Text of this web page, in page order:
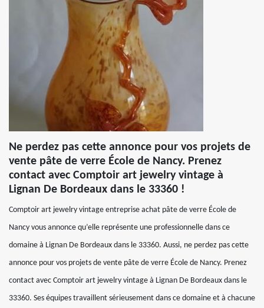
Ne perdez pas cette annonce pour vos projets de
vente pâte de verre École de Nancy. Prenez
contact avec Comptoir art jewelry vintage à
Lignan De Bordeaux dans le 33360 !
Comptoir art jewelry vintage entreprise achat pâte de verre École de
Nancy vous annonce qu’elle représente une professionnelle dans ce
domaine à Lignan De Bordeaux dans le 33360. Aussi, ne perdez pas cette
annonce pour vos projets de vente pâte de verre École de Nancy. Prenez
contact avec Comptoir art jewelry vintage à Lignan De Bordeaux dans le
33360. Ses équipes travaillent sérieusement dans ce domaine et à chacune